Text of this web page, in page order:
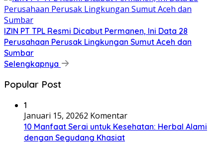
IZIN PT TPL Resmi Dicabut Permanen, Ini Data 28
Perusahaan Perusak Lingkungan Sumut Aceh dan
Sumbar
Selengkapnya
Popular Post
1
Januari 15, 20262 Komentar
10 Manfaat Serai untuk Kesehatan: Herbal Alami
dengan Segudang Khasiat